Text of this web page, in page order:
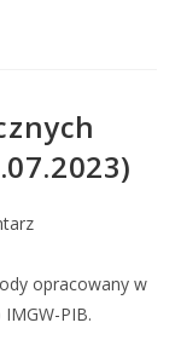
opracowany w
PIB.